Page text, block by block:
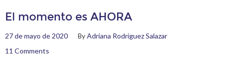
El momento es AHORA
27 de mayo de 2020 ByAdriana Rodriguez Salazar
11 Comments